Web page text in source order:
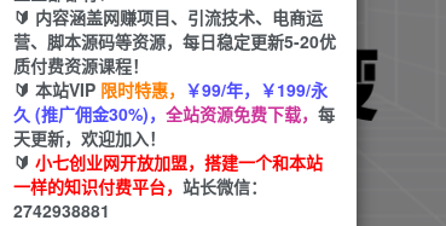
🔰 内容涵盖网赚项目、引流技术、电商运
营、脚本源码等资源，每日稳定更新5-20优
质付费资源课程！
🔰 本站VIP 限时特惠， ￥99/年，￥199/永
久 (推广佣金30%)， 全站资源免费下载， 每
天更新，欢迎加入！
🔰 小七创业网开放加盟，搭建一个和本站
一样的知识付费平台， 站长微信：
2742938881